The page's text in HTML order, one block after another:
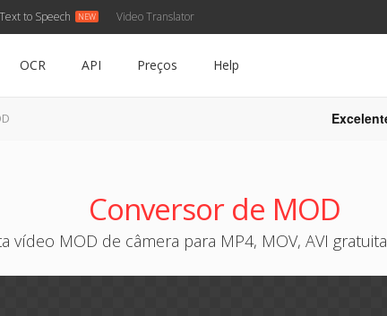
Text to Speech Video Translator
OCR API Preços Help
Conversor de MOD
vídeo MOD de câmera para MP4, MOV, AVI